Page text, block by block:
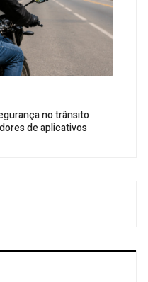
no trânsito
de aplicativos